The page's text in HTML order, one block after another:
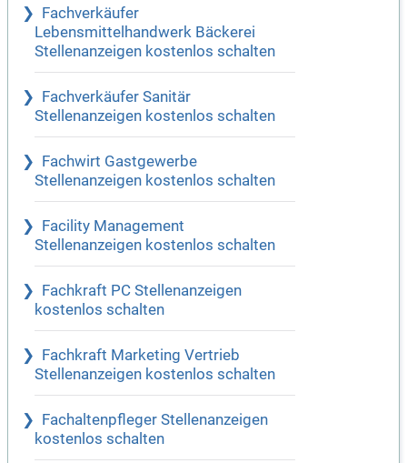
Fachverkäufer
Lebensmittelhandwerk Bäckerei
Stellenanzeigen kostenlos schalten
Fachverkäufer Sanitär
Stellenanzeigen kostenlos schalten
Fachwirt Gastgewerbe
Stellenanzeigen kostenlos schalten
Facility Management
Stellenanzeigen kostenlos schalten
Fachkraft PC Stellenanzeigen
kostenlos schalten
Fachkraft Marketing Vertrieb
Stellenanzeigen kostenlos schalten
Fachaltenpfleger Stellenanzeigen
kostenlos schalten